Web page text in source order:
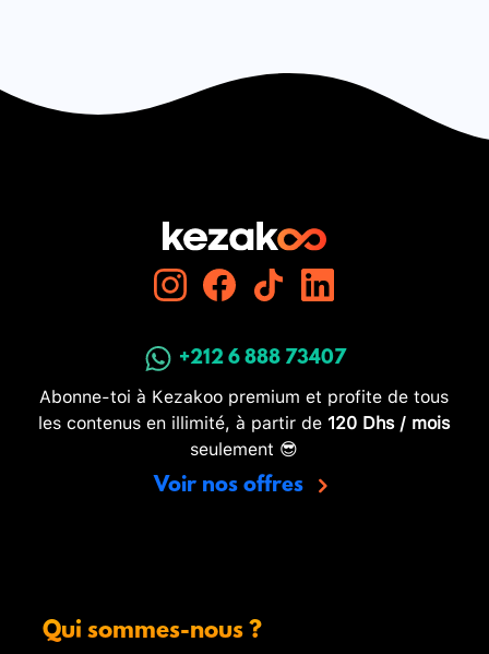
+212 6 888 73407
Abonne-toi à Kezakoo premium et profite de tous
les contenus en illimité, à partir de 120 Dhs / mois
seulement 😎
Voir nos offres
Qui sommes-nous ?